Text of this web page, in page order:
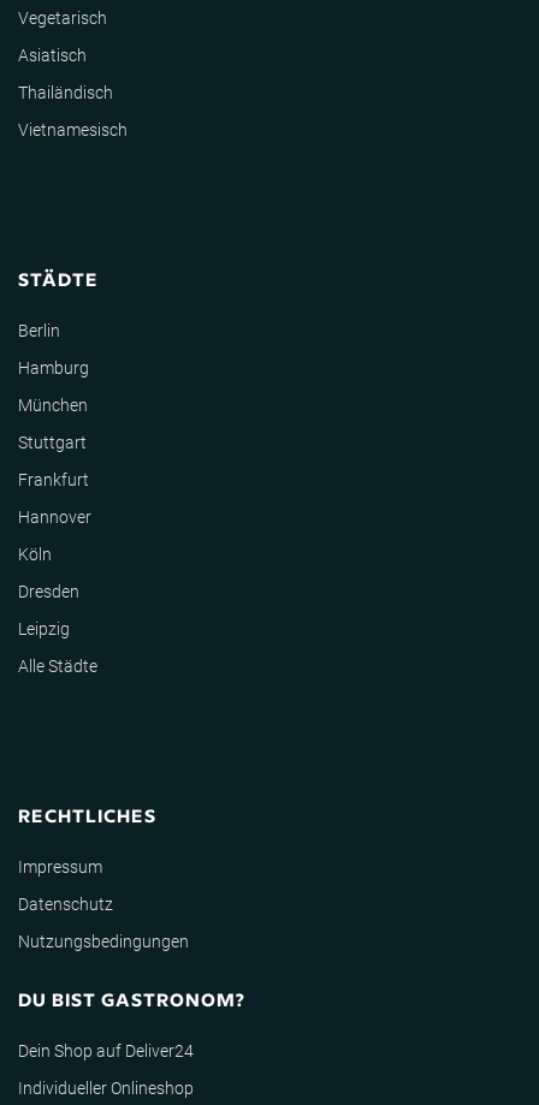
Vegetarisch
Asiatisch
Thailändisch
Vietnamesisch
STÄDTE
Berlin
Hamburg
München
Stuttgart
Frankfurt
Hannover
Köln
Dresden
Leipzig
Alle Städte
RECHTLICHES
Impressum
Datenschutz
Nutzungsbedingungen
DU BIST GASTRONOM?
Dein Shop auf Deliver24
Individueller Onlineshop